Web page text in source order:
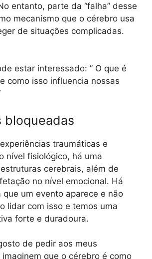
entanto, parte da “falha” desse
mecanismo que o cérebro usa
de situações complicadas.
estar interessado: ” O que é
como isso influencia nossas
bloqueadas
traumáticas e
nível fisiológico, há uma
cerebrais, além de
no nível emocional. Há
que um evento aparece e não
lidar com isso e temos uma
forte e duradoura.
de pedir aos meus
que o cérebro é como